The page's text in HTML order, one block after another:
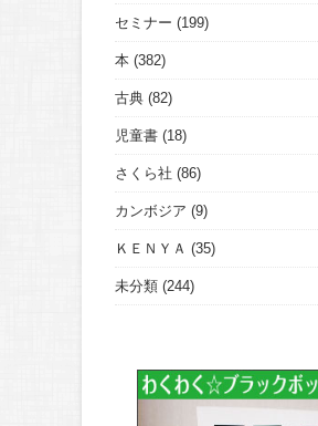
セミナー (199)
本 (382)
古典 (82)
児童書 (18)
さくら社 (86)
カンボジア (9)
ＫＥＮＹＡ (35)
未分類 (244)